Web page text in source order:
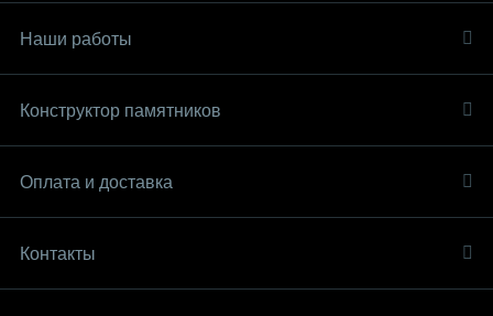
Наши работы
Конструктор памятников
Оплата и доставка
Контакты